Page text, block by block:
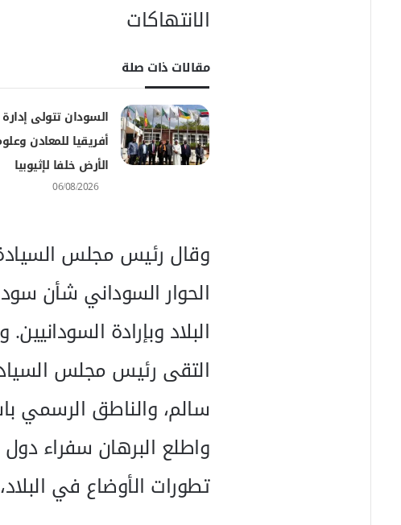
الانتهاكات
مقالات ذات صلة
السودان تتولى
أفريقيا للمعادن
الأرض خلفا لإثيوبيا
06/08/2026
وقال رئيس مجلس السيادة
الحوار السوداني شأن
البلاد وبإرادة
التقى رئيس مجلس
سالم، والناطق الرسمي
واطلع البرهان سفراء
تطورات الأوضاع في